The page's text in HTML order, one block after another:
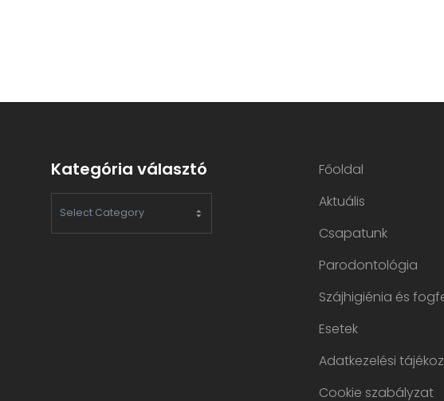
Kategória választó
KATEGÓRIA
Főoldal
Aktuális
Csapatunk
Parodontológia
Szájhigiénia és
Esetek
Adatkezelési
Cookie szabályzat